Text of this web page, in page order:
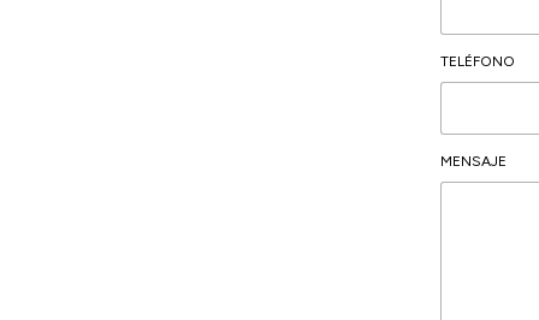
TELÉFONO
MENSAJE